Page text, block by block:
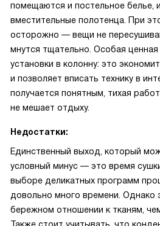
помещаются и постельное белье,
вместительные полотенца. При
осторожно — вещи не
мнутся тщательно. Особая
установки в колонну: это
и позволяет вписать технику в
получается понятным, тихая
не мешает отдыху.
Недостатки:
Единственный выход, который
условный минус — это время
выборе деликатных программ
довольно много времени. Однако
бережном отношении к тканям,